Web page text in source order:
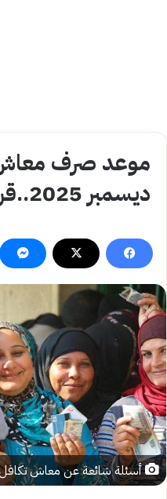
موعد صرف معاش
ديسمبر 2025..قريبا
أسئلة شائعة عن معاش تكافل